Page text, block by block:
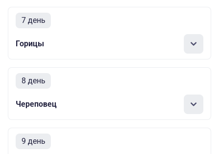
7 день
Горицы
8 день
Череповец
9 день